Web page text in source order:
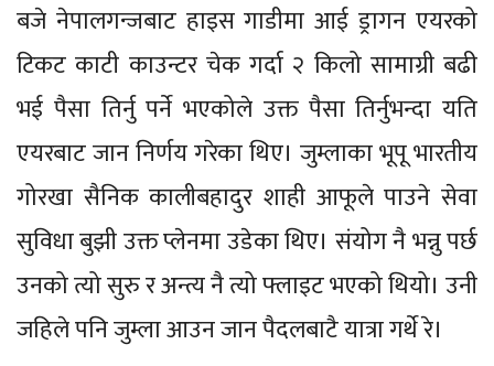
बजे नेपालगन्जबाट हाइस गाडीमा आई ड्रागन एयरको
टिकट काटी काउन्टर चेक गर्दा २ किलो सामाग्री बढी
भई पैसा तिर्नु पर्ने भएकोले उक्त पैसा तिर्नुभन्दा यति
एयरबाट जान निर्णय गरेका थिए। जुम्लाका भूपू भारतीय
गोरखा सैनिक कालीबहादुर शाही आफूले पाउने सेवा
सुविधा बुझी उक्त प्लेनमा उडेका थिए। संयोग नै भन्नु पर्छ
उनको त्यो सुरु र अन्त्य नै त्यो फ्लाइट भएको थियो। उनी
जहिले पनि जुम्ला आउन जान पैदलबाटै यात्रा गर्थे रे।